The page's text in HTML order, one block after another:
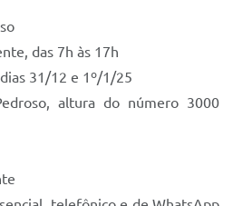
das 7h às 17h
31/12 e 1º/1/25
altura do número 3000